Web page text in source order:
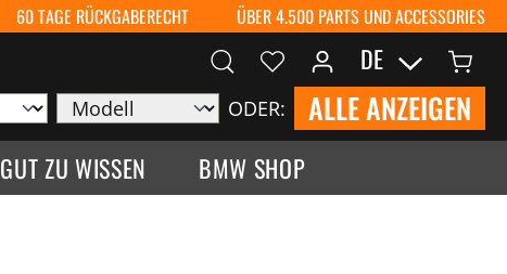
60 TAGE RÜCKGABERECHT ÜBER 4.500 PARTS UND ACCESSORIES
ODER: ALLE ANZEIGEN
DE
GUT ZU WISSEN BMW SHOP